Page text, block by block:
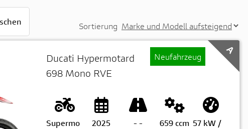
Sortierung
Ducati Hypermotard
698 Mono RVE
Neufahrzeug
Supermo
2025 - - 659 ccm 57 kW /
A